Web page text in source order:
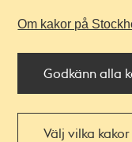
Om kakor på
Godkänn alla
Välj vilka